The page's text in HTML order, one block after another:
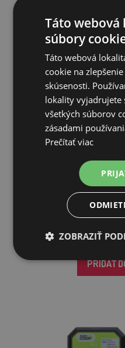
KERBL SmartCoop
PRIDAŤ
Táto
súbory
Táto webová
cookie na
skúsenosti.
lokality vyjadrujete
všetkých súborov
zásadami
Prečítať viac
ZOBRAZIŤ